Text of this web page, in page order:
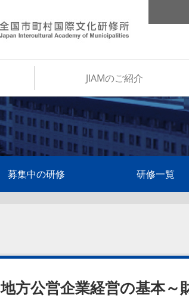
JIAMのご紹介
募集中の研修 研修一覧
地方公営企業経営の基本